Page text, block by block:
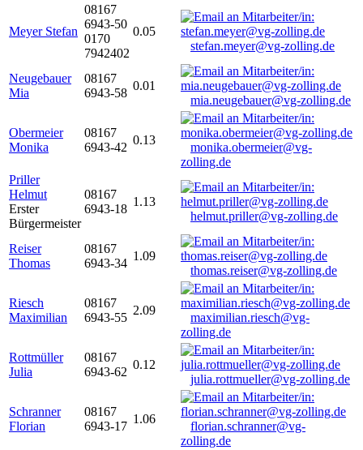
Meyer Stefan
08167
6943-50
0170
7942402
0.05
stefan.meyer@vg-zolling.de
Neugebauer
Mia
08167
6943-58
0.01
mia.neugebauer@vg-zolling.de
Obermeier
Monika
08167
6943-42
0.13
monika.obermeier@vg-
zolling.de
Priller
Helmut
Erster
Bürgermeister
08167
6943-18
1.13
helmut.priller@vg-zolling.de
Reiser
Thomas
08167
6943-34
1.09
thomas.reiser@vg-zolling.de
Riesch
Maximilian
08167
6943-55
2.09
maximilian.riesch@vg-
zolling.de
Rottmüller
Julia
08167
6943-62
0.12
julia.rottmueller@vg-zolling.de
Schranner
Florian
08167
6943-17
1.06
florian.schranner@vg-
zolling.de